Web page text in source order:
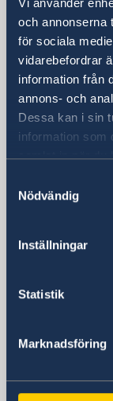
och annonserna
för sociala
vidarebefordrar
information från
annons- och
Dessa kan i sin
information som
samlat in när du
Nödvändig
Inställningar
Statistik
Marknadsföring
Besöksadress
24,
Nakasero
Kampala
Postadress
Embassy
Uganda
Fax
E-postadress
Svenska